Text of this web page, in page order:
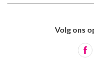
Volg ons